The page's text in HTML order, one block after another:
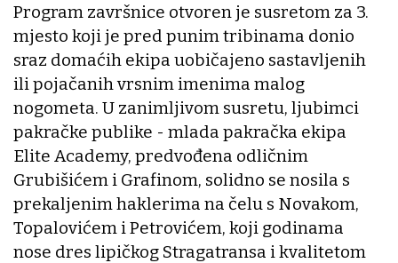
Program završnice otvoren je susretom za 3.
mjesto koji je pred punim tribinama donio
sraz domaćih ekipa uobičajeno sastavljenih
ili pojačanih vrsnim imenima malog
nogometa. U zanimljivom susretu, ljubimci
pakračke publike - mlada pakračka ekipa
Elite Academy, predvođena odličnim
Grubišićem i Grafinom, solidno se nosila s
prekaljenim haklerima na čelu s Novakom,
Topalovićem i Petrovićem, koji godinama
nose dres lipičkog Stragatransa i kvalitetom